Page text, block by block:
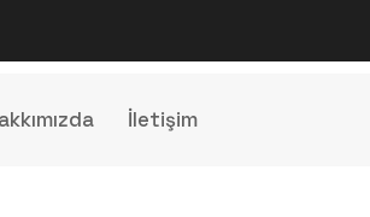
İletişim